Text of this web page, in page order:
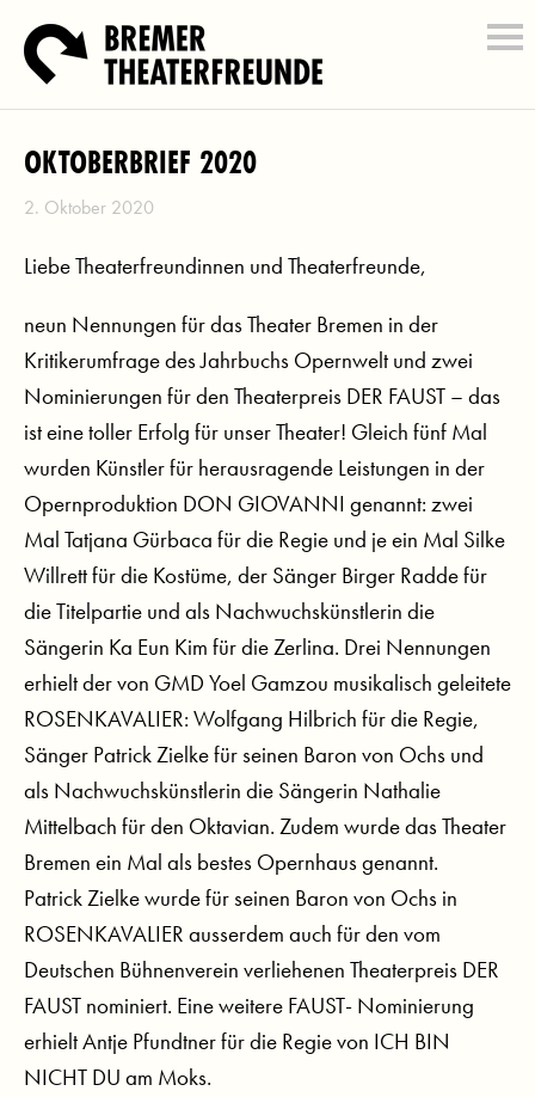
OKTOBERBRIEF 2020
2. Oktober 2020
Liebe Theaterfreundinnen und Theaterfreunde,
neun Nennungen für das Theater Bremen in der
Kritikerumfrage des Jahrbuchs Opernwelt und zwei
Nominierungen für den Theaterpreis DER FAUST – das
ist eine toller Erfolg für unser Theater! Gleich fünf Mal
wurden Künstler für herausragende Leistungen in der
Opernproduktion DON GIOVANNI genannt: zwei
Mal Tatjana Gürbaca für die Regie und je ein Mal Silke
Willrett für die Kostüme, der Sänger Birger Radde für
die Titelpartie und als Nachwuchskünstlerin die
Sängerin Ka Eun Kim für die Zerlina. Drei Nennungen
erhielt der von GMD Yoel Gamzou musikalisch geleitete
ROSENKAVALIER: Wolfgang Hilbrich für die Regie,
Sänger Patrick Zielke für seinen Baron von Ochs und
als Nachwuchskünstlerin die Sängerin Nathalie
Mittelbach für den Oktavian. Zudem wurde das Theater
Bremen ein Mal als bestes Opernhaus genannt.
Patrick Zielke wurde für seinen Baron von Ochs in
ROSENKAVALIER ausserdem auch für den vom
Deutschen Bühnenverein verliehenen Theaterpreis DER
FAUST nominiert. Eine weitere FAUST- Nominierung
erhielt Antje Pfundtner für die Regie von ICH BIN
NICHT DU am Moks.